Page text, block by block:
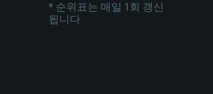
* 순위표는 매일 1회 갱신
됩니다